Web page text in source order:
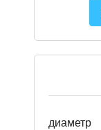
диаметр